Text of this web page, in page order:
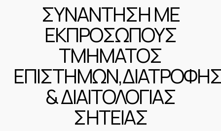
ΣΥΝΑΝΤΗΣΗ ΜΕ
ΕΚΠΡΟΣΩΠΟΥΣ
ΤΜΗΜΑΤΟΣ
& ΔΙΑΙΤΟΛΟΓΙΑΣ
ΣΗΤΕΙΑΣ